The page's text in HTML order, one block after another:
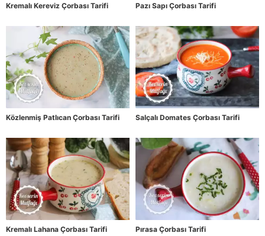
Kremalı Kereviz Çorbası Tarifi Pazı Sapı Çorbası Tarifi
Közlenmiş Patlıcan Çorbası Tarifi Salçalı Domates Çorbası Tarifi
Kremalı Lahana Çorbası Tarifi Pırasa Çorbası Tarifi